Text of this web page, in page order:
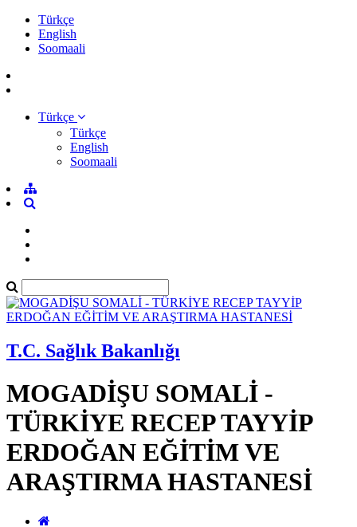
Türkçe
English
Soomaali
Türkçe
Türkçe
English
Soomaali
T.C. Sağlık Bakanlığı
MOGADİŞU SOMALİ -
TÜRKİYE RECEP TAYYİP
ERDOĞAN EĞİTİM VE
ARAŞTIRMA HASTANESİ